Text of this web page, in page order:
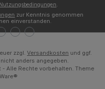
Nutzungsbedingungen.
zur Kenntnis genommen
einverstanden.
zzgl. Versandkosten und ggf.
anders angegeben.
Alle Rechte vorbehalten. Theme